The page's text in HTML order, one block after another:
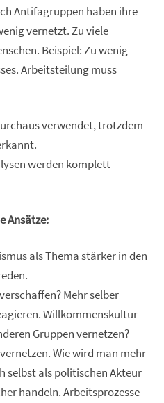
Antifagruppen haben ihre
vernetzt. Zu viele
Beispiel: Zu wenig
Arbeitsteilung muss
verwendet, trotzdem
werden komplett
Ansätze:
als Thema stärker in den
Mehr selber
Willkommenskultur
Gruppen vernetzen?
Wie wird man mehr
selbst als politischen Akteur
handeln. Arbeitsprozesse